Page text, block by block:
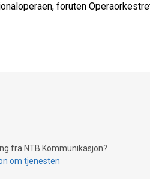
foruten
fra NTB Kommunikasjon?
om tjenesten